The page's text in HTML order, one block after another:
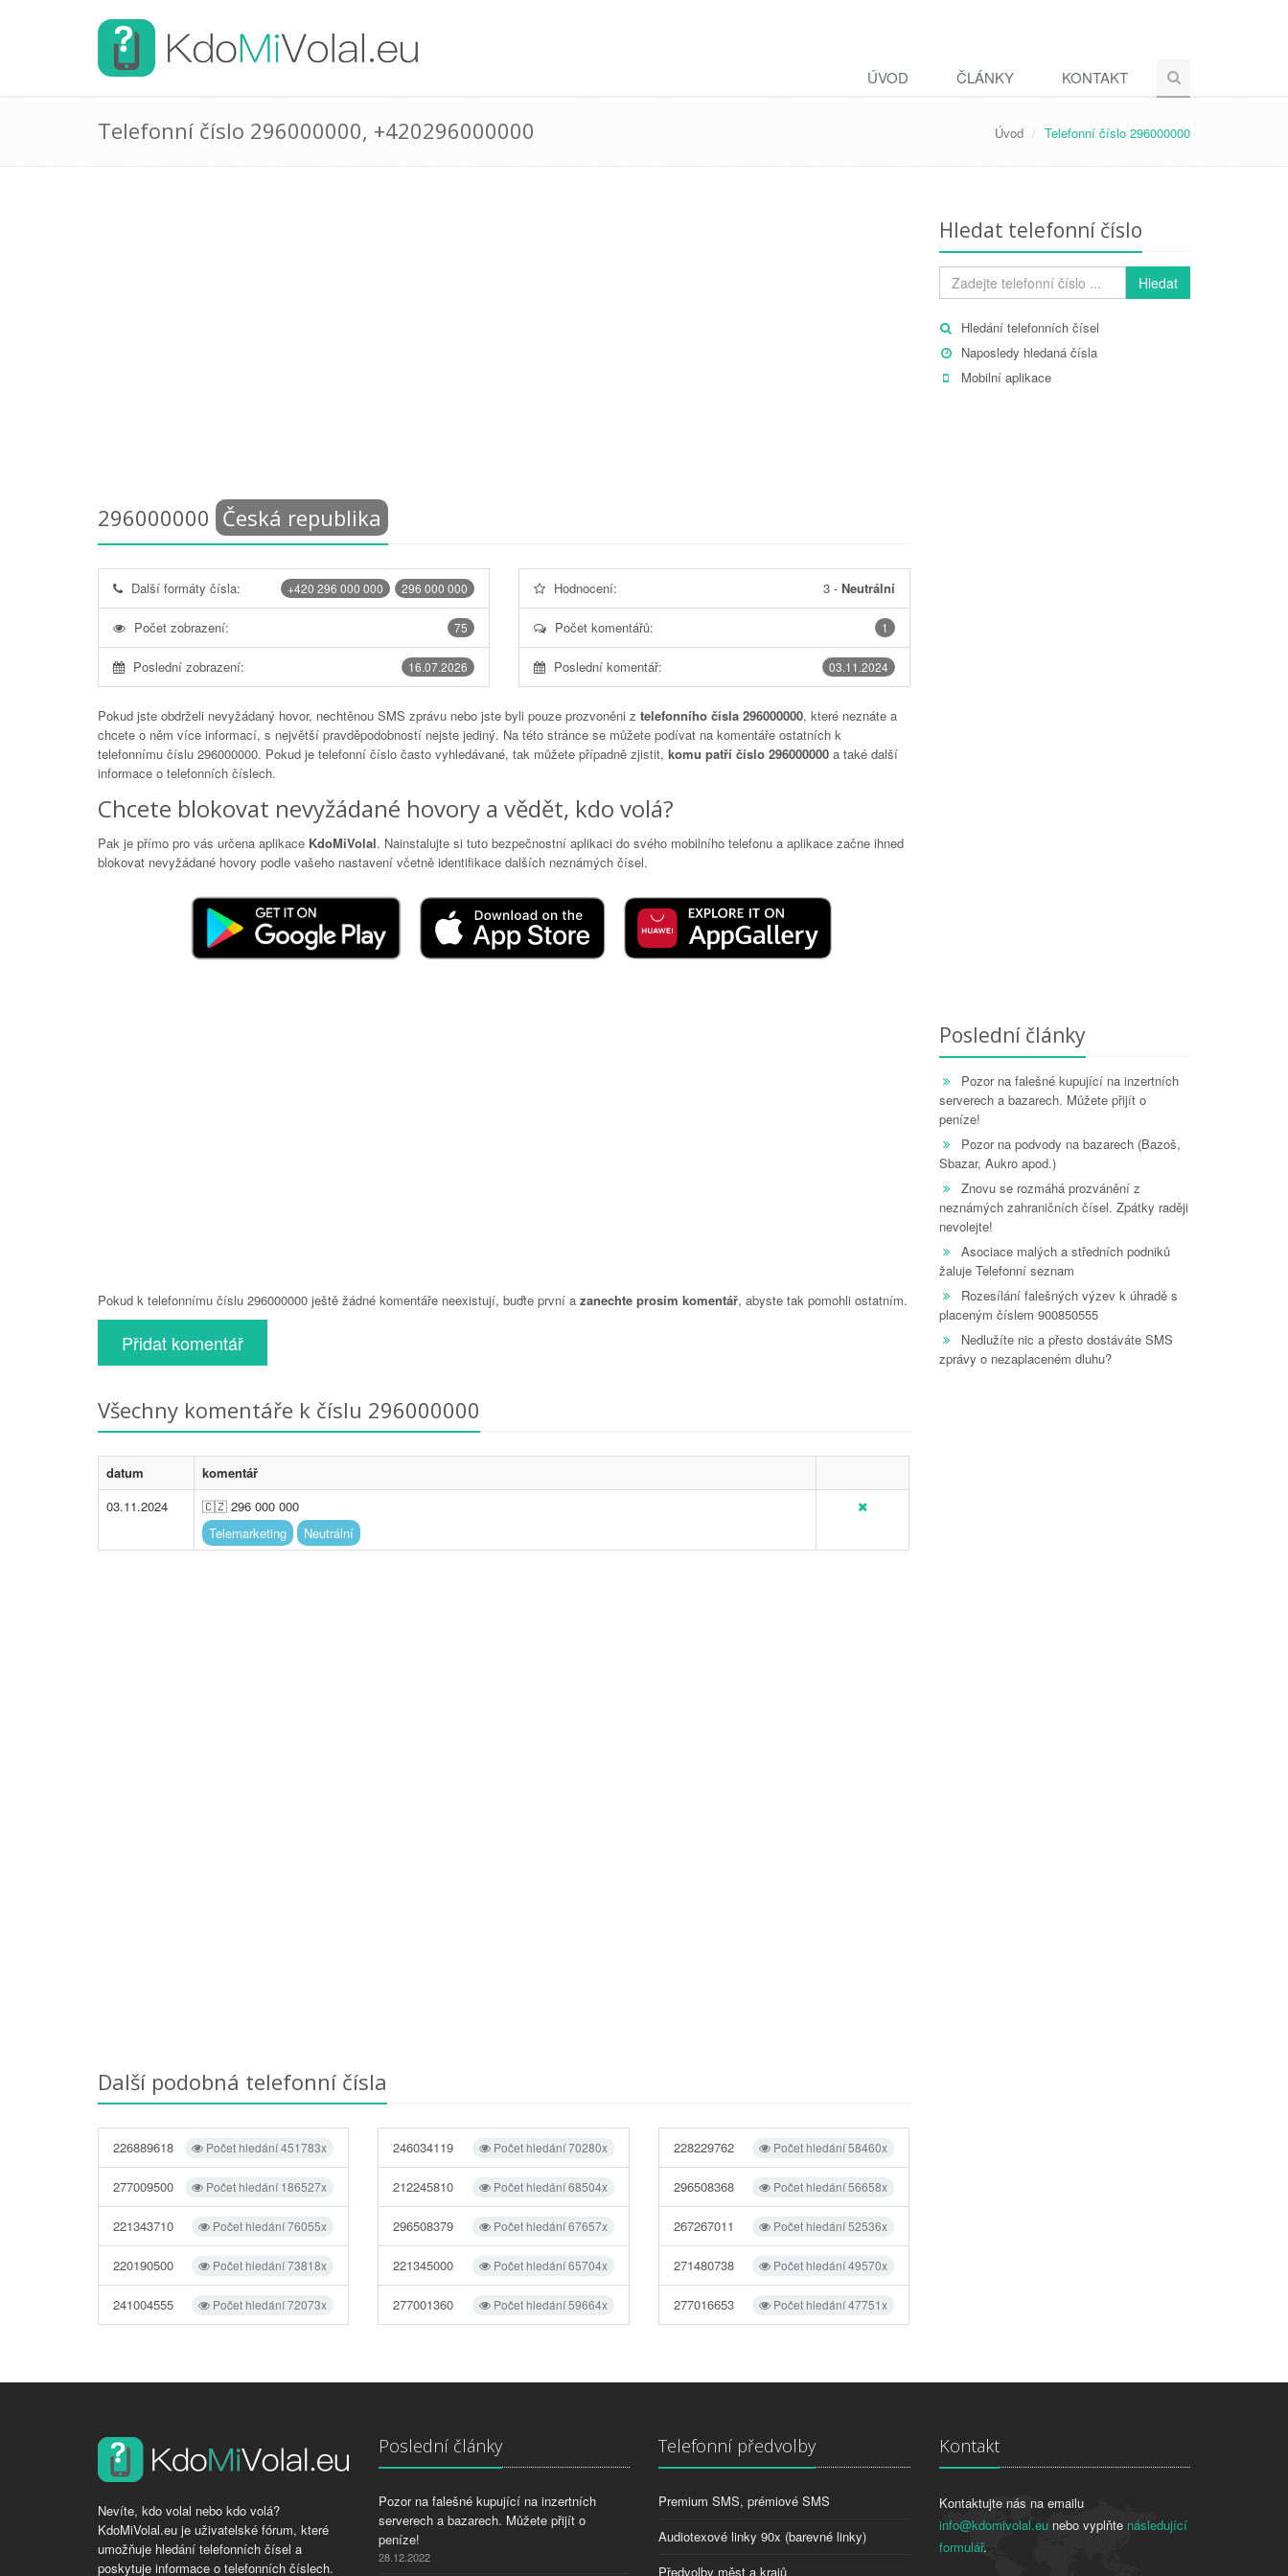
ÚVOD ČLÁNKY KONTAKT
Telefonní číslo 296000000, +420296000000 Úvod Telefonní číslo 296000000
296000000 Česká republika
296 000 000
+420 296 000 000
Další formáty čísla:
75
Počet zobrazení:
16.07.2026
Poslední zobrazení:
Hodnocení: 3- Neutrální
1
Počet komentářů:
03.11.2024
Poslední komentář:
Pokud jste obdrželi nevyžádaný hovor, nechtěnou SMS zprávu nebo jste byli pouze prozvoněni z telefonního čísla 296000000, které neznáte a
chcete o něm více informací, s největší pravděpodobností nejste jediný. Na této stránce se můžete podívat na komentáře ostatních k
telefonnímu číslu 296000000. Pokud je telefonní číslo často vyhledávané, tak můžete případně zjistit, komu patří číslo 296000000 a také další
informace o telefonních číslech.
Chcete blokovat nevyžádané hovory a vědět, kdo volá?
Pak je přímo pro vás určena aplikace KdoMiVolal. Nainstalujte si tuto bezpečnostní aplikaci do svého mobilního telefonu a aplikace začne ihned
blokovat nevyžádané hovory podle vašeho nastavení včetně identifikace dalších neznámých čísel.
Pokud k telefonnímu číslu 296000000 ještě žádné komentáře neexistují, buďte první a zanechte prosím komentář, abyste tak pomohli ostatním.
Přidat komentář
Všechny komentáře k číslu 296000000
datum
komentář
03.11.2024
🇨🇿 296 000 000
Telemarketing
Neutrální
Další podobná telefonní čísla
Počet hledání 451783x
226889618
Počet hledání 186527x
277009500
Počet hledání 76055x
221343710
Počet hledání 73818x
220190500
Počet hledání 72073x
241004555
Počet hledání 70280x
246034119
Počet hledání 68504x
212245810
Počet hledání 67657x
296508379
Počet hledání 65704x
221345000
Počet hledání 59664x
277001360
Počet hledání 58460x
228229762
Počet hledání 56658x
296508368
Počet hledání 52536x
267267011
Počet hledání 49570x
271480738
Počet hledání 47751x
277016653
Hledat telefonní číslo
Hledat
Hledání telefonních čísel
Naposledy hledaná čísla
Mobilní aplikace
Poslední články
Pozor na falešné kupující na inzertních
serverech a bazarech. Můžete přijít o
peníze!
Pozor na podvody na bazarech (Bazoš,
Sbazar, Aukro apod.)
Znovu se rozmáhá prozvánění z
neznámých zahraničních čísel. Zpátky raději
nevolejte!
Asociace malých a středních podniků
žaluje Telefonní seznam
Rozesílání falešných výzev k úhradě s
placeným číslem 900850555
Nedlužíte nic a přesto dostáváte SMS
zprávy o nezaplaceném dluhu?
Nevíte, kdo volal nebo kdo volá?
KdoMiVolal.eu je uživatelské fórum, které
umožňuje hledání telefonních čísel a
poskytuje informace o telefonních číslech.
Poslední články
Pozor na falešné kupující na inzertních
serverech a bazarech. Můžete přijít o
peníze!
28.12.2022
Telefonní předvolby
Premium SMS, prémiové SMS
Audiotexové linky 90x (barevné linky)
Předvolby měst a krajů
Kontakt
Kontaktujte nás na emailu
info@kdomivolal.eunebo vyplňte následující
formulář.